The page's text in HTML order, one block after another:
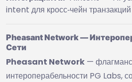
intent для кросс‑чейн транзакций
Pheasant Network —
Сети
Pheasant Network —
интероперабельности PG Labs,